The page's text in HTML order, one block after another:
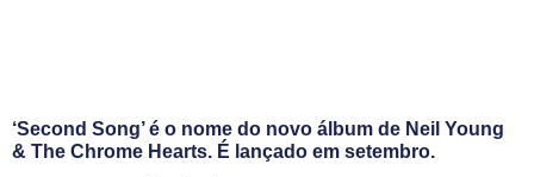
‘Second Song’ é o nome do novo álbum de Neil Young
& The Chrome Hearts. É lançado em setembro.